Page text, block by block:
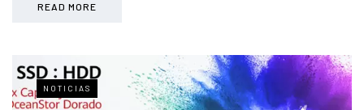
READ MORE
NOTICIAS